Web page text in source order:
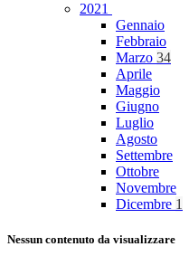
2021
Gennaio
Febbraio
Marzo 34
Aprile
Maggio
Giugno
Luglio
Agosto
Settembre
Ottobre
Novembre
Dicembre 1
Nessun contenuto da visualizzare